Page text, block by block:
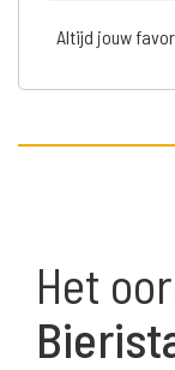
Altijd jouw
Het